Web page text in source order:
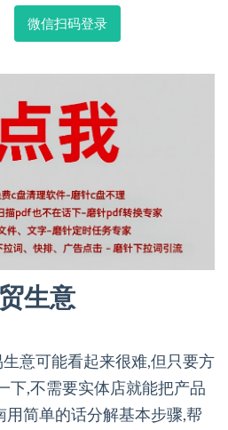
微信扫码登录
生意
意可能看起来很难,但只要方
下,不需要实体店就能把产品
简单的话分解基本步骤,帮